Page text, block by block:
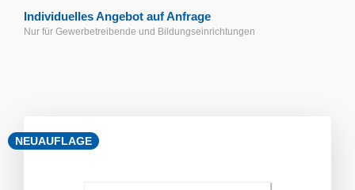
Individuelles Angebot auf Anfrage
Nur für Gewerbetreibende und Bildungs­einrichtungen
NEUAUFLAGE